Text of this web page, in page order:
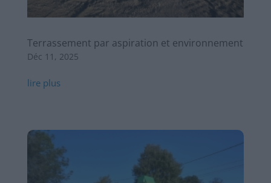
Terrassement par aspiration et environnement
Déc 11, 2025
lire plus